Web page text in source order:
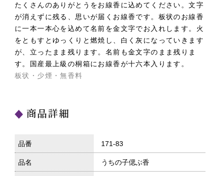
たくさんのありがとうをお線香に込めてください。文字
が消えずに残る、思いが届くお線香です。板状のお線香
に一本一本心を込めて名前を金文字でお入れします。火
をともすとゆっくりと燃焼し、白く灰になっていきます
が、立ったまま残ります。名前も金文字のまま残りま
す。国産最上級の桐箱にお線香が十六本入ります。
板状・少煙・無香料
商品詳細
品番 171-83
品名 うちの子偲ぶ香